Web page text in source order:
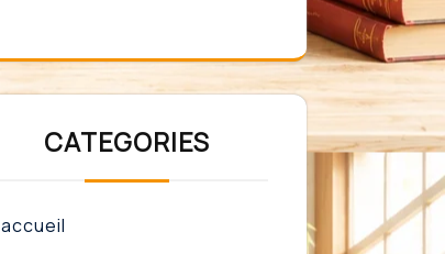
CATEGORIES
accueil